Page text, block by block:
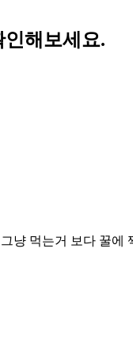
해보세요.
먹는거 보다 꿀